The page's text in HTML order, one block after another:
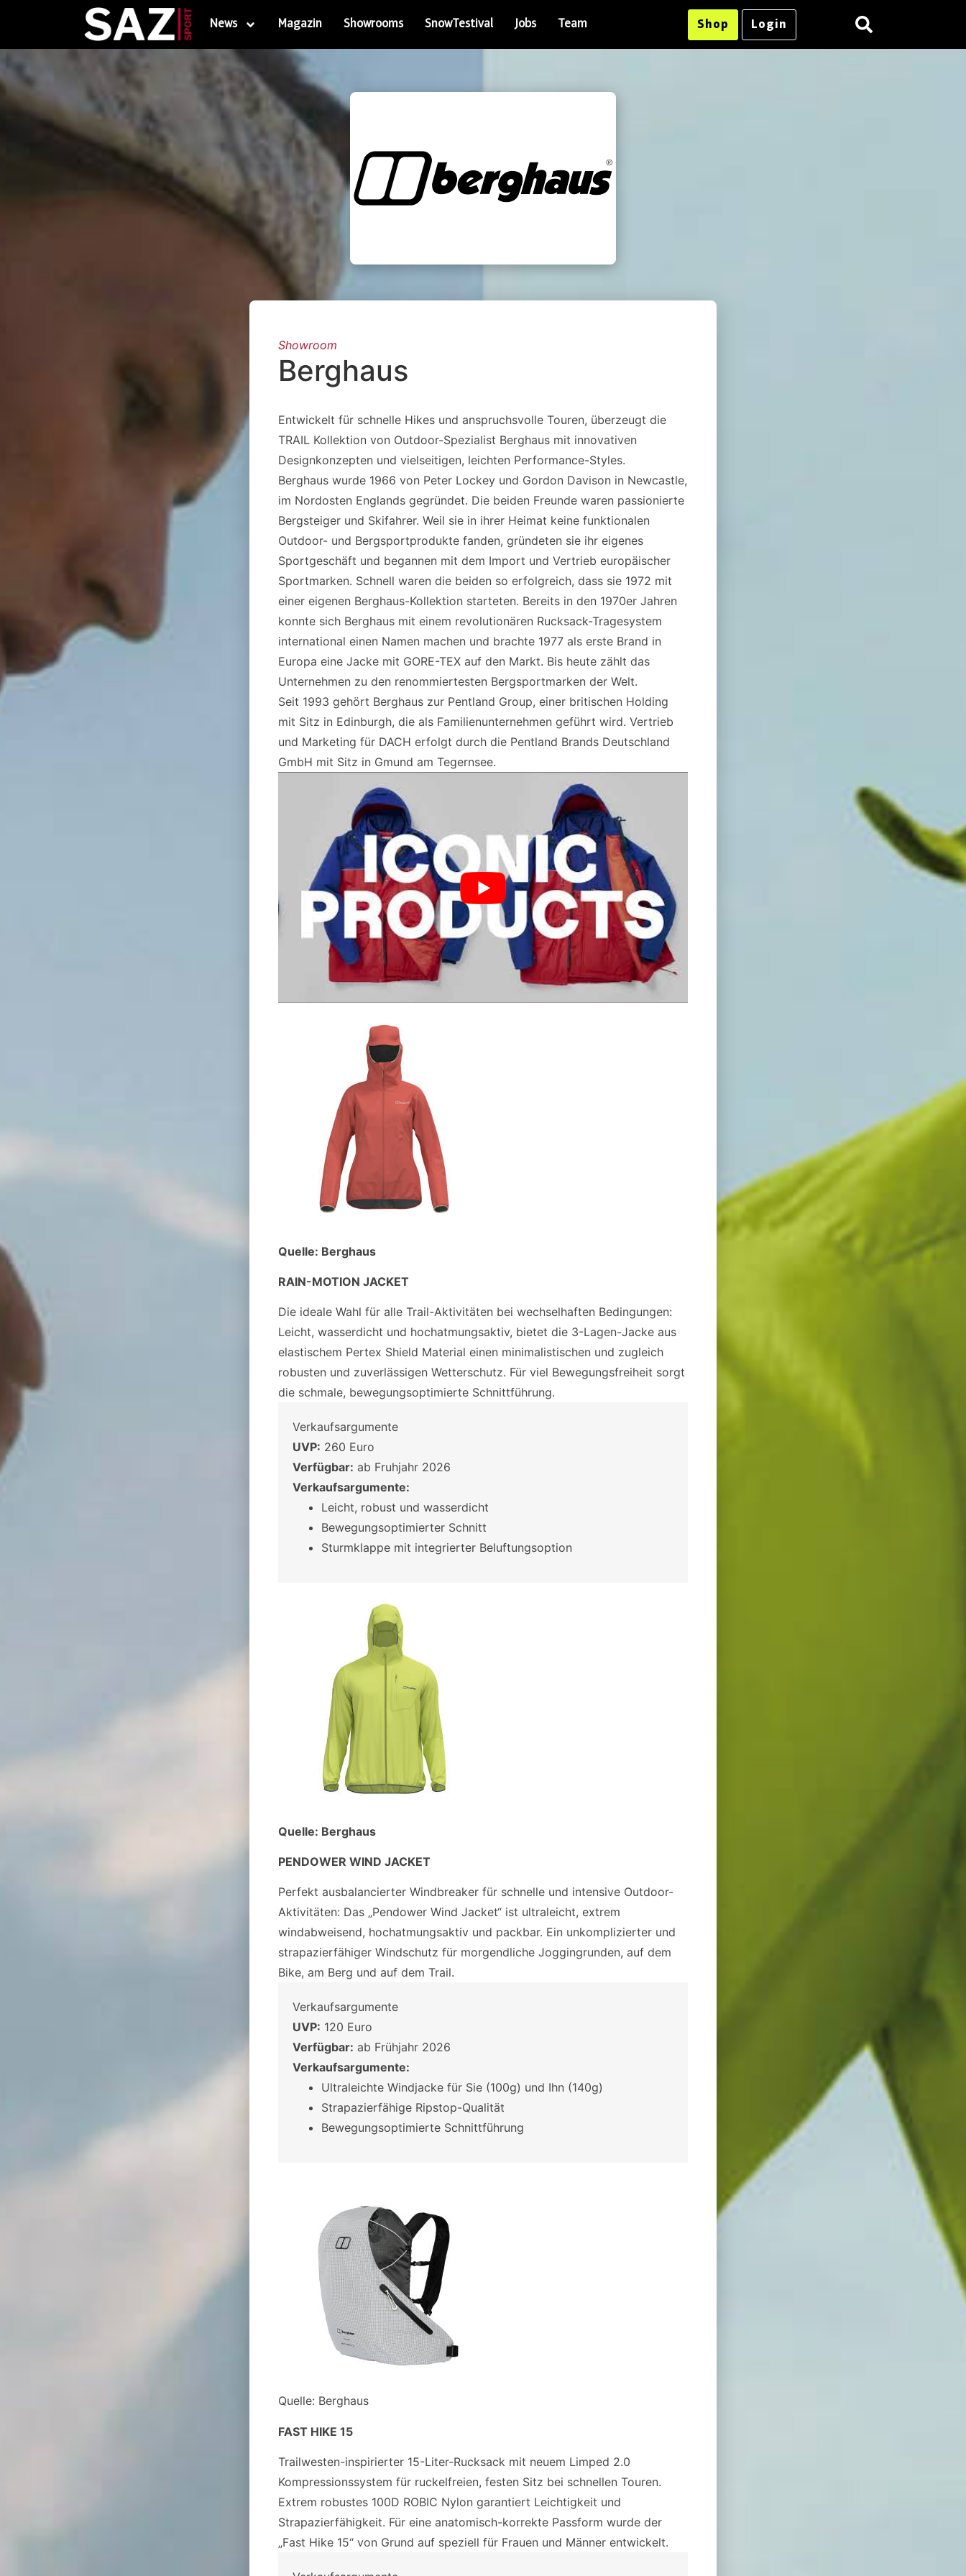
News Magazin Showrooms SnowTestival Jobs Team Shop Login
Showroom
Berghaus
Entwickelt für schnelle Hikes und anspruchsvolle Touren, überzeugt die
TRAIL Kollektion von Outdoor-Spezialist Berghaus mit innovativen
Designkonzepten und vielseitigen, leichten Performance-Styles.
Berghaus wurde 1966 von Peter Lockey und Gordon Davison in Newcastle,
im Nordosten Englands gegründet. Die beiden Freunde waren passionierte
Bergsteiger und Skifahrer. Weil sie in ihrer Heimat keine funktionalen
Outdoor- und Bergsportprodukte fanden, gründeten sie ihr eigenes
Sportgeschäft und begannen mit dem Import und Vertrieb europäischer
Sportmarken. Schnell waren die beiden so erfolgreich, dass sie 1972 mit
einer eigenen Berghaus-Kollektion starteten. Bereits in den 1970er Jahren
konnte sich Berghaus mit einem revolutionären Rucksack-Tragesystem
international einen Namen machen und brachte 1977 als erste Brand in
Europa eine Jacke mit GORE-TEX auf den Markt. Bis heute zählt das
Unternehmen zu den renommiertesten Bergsportmarken der Welt.
Seit 1993 gehört Berghaus zur Pentland Group, einer britischen Holding
mit Sitz in Edinburgh, die als Familienunternehmen geführt wird. Vertrieb
und Marketing für DACH erfolgt durch die Pentland Brands Deutschland
GmbH mit Sitz in Gmund am Tegernsee.
Quelle: Berghaus
RAIN-MOTION JACKET
Die ideale Wahl für alle Trail-Aktivitäten bei wechselhaften Bedingungen:
Leicht, wasserdicht und hochatmungsaktiv, bietet die 3-Lagen-Jacke aus
elastischem Pertex Shield Material einen minimalistischen und zugleich
robusten und zuverlässigen Wetterschutz. Für viel Bewegungsfreiheit sorgt
die schmale, bewegungsoptimierte Schnittführung.
Verkaufsargumente
UVP: 260 Euro
Verfügbar: ab Fruhjahr 2026
Verkaufsargumente:
Leicht, robust und wasserdicht
Bewegungsoptimierter Schnitt
Sturmklappe mit integrierter Beluftungsoption
Quelle: Berghaus
PENDOWER WIND JACKET
Perfekt ausbalancierter Windbreaker für schnelle und intensive Outdoor-
Aktivitäten: Das „Pendower Wind Jacket“ ist ultraleicht, extrem
windabweisend, hochatmungsaktiv und packbar. Ein unkomplizierter und
strapazierfähiger Windschutz für morgendliche Joggingrunden, auf dem
Bike, am Berg und auf dem Trail.
Verkaufsargumente
UVP: 120 Euro
Verfügbar: ab Frühjahr 2026
Verkaufsargumente:
Ultraleichte Windjacke für Sie (100g) und Ihn (140g)
Strapazierfähige Ripstop-Qualität
Bewegungsoptimierte Schnittführung
Quelle: Berghaus
FAST HIKE 15
Trailwesten-inspirierter 15-Liter-Rucksack mit neuem Limped 2.0
Kompressionssystem für ruckelfreien, festen Sitz bei schnellen Touren.
Extrem robustes 100D ROBIC Nylon garantiert Leichtigkeit und
Strapazierfähigkeit. Für eine anatomisch-korrekte Passform wurde der
„Fast Hike 15“ von Grund auf speziell für Frauen und Männer entwickelt.